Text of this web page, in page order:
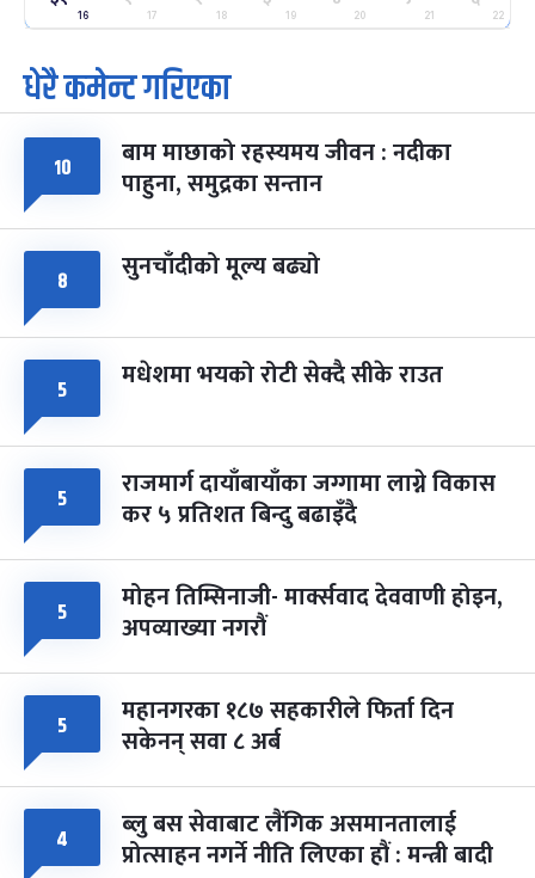
मंगल फाल्गुन २५, २०८३ Mar 9, 2027
७
आइत
पूर्णिमा व्रत
चैत्र ७, २०८३-Mar 21, 2027
८ फागुपूर्णिमा
चैत्र ८, २०८३-Mar 22, 2027
७ महिना बाँकी
16 17 18 19 20 21 22
धेरै कमेन्ट गरिएका
१० बाम माछाको रहस्यमय जीवन : नदीका
पाहुना, समुद्रका सन्तान
८ सुनचाँदीको मूल्य बढ्यो
५ मधेशमा भयको रोटी सेक्दै सीके राउत
५ राजमार्ग दायाँबायाँका जग्गामा लाग्ने विकास
कर ५ प्रतिशत बिन्दु बढाइँदै
५ मोहन तिम्सिनाजी- मार्क्सवाद देववाणी होइन,
अपव्याख्या नगरौं
५ महानगरका १८७ सहकारीले फिर्ता दिन
सकेनन् सवा ८ अर्ब
४ ब्लु बस सेवाबाट लैंगिक असमानतालाई
प्रोत्साहन नगर्ने नीति लिएका हौं : मन्त्री बादी